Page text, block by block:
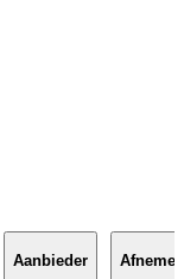
Aanbieder Afnemer